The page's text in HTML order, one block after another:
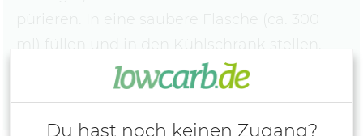
Du hast noch keinen Zugang?